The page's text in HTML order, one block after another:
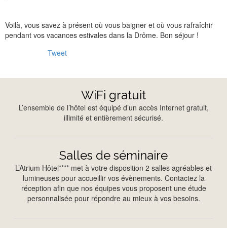
Voilà, vous savez à présent où vous baigner et où vous rafraîchir
pendant vos vacances estivales dans la Drôme. Bon séjour !
Tweet
WiFi gratuit
L’ensemble de l’hôtel est équipé d’un accès Internet gratuit,
illimité et entièrement sécurisé.
Salles de séminaire
L’Atrium Hôtel**** met à votre disposition 2 salles agréables et
lumineuses pour accueillir vos évènements. Contactez la
réception afin que nos équipes vous proposent une étude
personnalisée pour répondre au mieux à vos besoins.